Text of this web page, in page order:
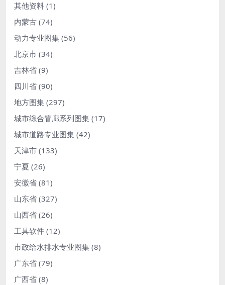
其他资料 (1)
内蒙古 (74)
动力专业图集 (56)
北京市 (34)
吉林省 (9)
四川省 (90)
地方图集 (297)
城市综合管廊系列图集 (17)
城市道路专业图集 (42)
天津市 (133)
宁夏 (26)
安徽省 (81)
山东省 (327)
山西省 (26)
工具软件 (12)
市政给水排水专业图集 (8)
广东省 (79)
广西省 (8)